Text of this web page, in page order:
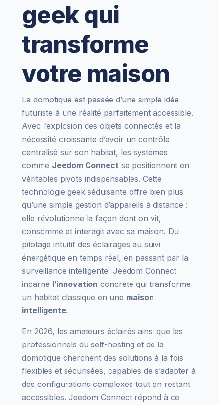
geek qui
transforme
votre maison
La domotique est passée d’une simple idée
futuriste à une réalité parfaitement accessible.
Avec l’explosion des objets connectés et la
nécessité croissante d’avoir un contrôle
centralisé sur son habitat, les systèmes
comme Jeedom Connect se positionnent en
véritables pivots indispensables. Cette
technologie geek séduisante offre bien plus
qu’une simple gestion d’appareils à distance :
elle révolutionne la façon dont on vit,
consomme et interagit avec sa maison. Du
pilotage intuitif des éclairages au suivi
énergétique en temps réel, en passant par la
surveillance intelligente, Jeedom Connect
incarne l’innovation concrète qui transforme
un habitat classique en une maison
intelligente.
En 2026, les amateurs éclairés ainsi que les
professionnels du self-hosting et de la
domotique cherchent des solutions à la fois
flexibles et sécurisées, capables de s’adapter à
des configurations complexes tout en restant
accessibles. Jeedom Connect répond à ce